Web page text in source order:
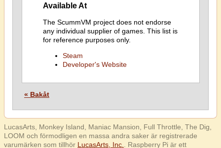
Available At
The ScummVM project does not endorse
any individual supplier of games. This list is
for reference purposes only.
Steam
Developer's Website
« Bakåt
LucasArts, Monkey Island, Maniac Mansion, Full Throttle, The Dig,
LOOM och förmodligen en massa andra saker är registrerade
varumärken som tillhör LucasArts, Inc. . Raspberry Pi är ett